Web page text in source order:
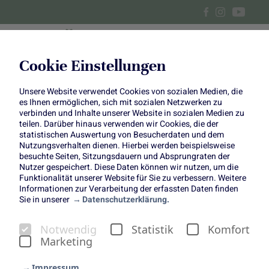
Cookie Einstellungen
Unsere Website verwendet Cookies von sozialen Medien, die
es Ihnen ermöglichen, sich mit sozialen Netzwerken zu
verbinden und Inhalte unserer Website in sozialen Medien zu
teilen. Darüber hinaus verwenden wir Cookies, die der
statistischen Auswertung von Besucherdaten und dem
Nutzungsverhalten dienen. Hierbei werden beispielsweise
besuchte Seiten, Sitzungsdauern und Absprungraten der
Nutzer gespeichert. Diese Daten können wir nutzen, um die
Funktionalität unserer Website für Sie zu verbessern. Weitere
Informationen zur Verarbeitung der erfassten Daten finden
Sie in unserer
Datenschutzerklärung.
Notwendig Statistik
Komfort
Marketing
Klassiker modern inszeniert:
DIY mit Gerbera
inszeniert": DIY mit Gerbera
Im Rahmen der Themenwoche „Klassiker modern